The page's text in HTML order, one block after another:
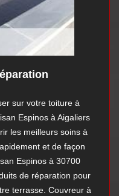
sur votre toiture à
Espinos à Aigaliers
les meilleurs soins à
et de façon
Espinos à 30700
de réparation pour
terrasse. Couvreur à